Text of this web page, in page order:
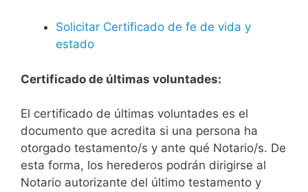
Solicitar Certificado de fe de vida y
estado
Certificado de últimas voluntades:
El certificado de últimas voluntades es el
documento que acredita si una persona ha
otorgado testamento/s y ante qué Notario/s. De
esta forma, los herederos podrán dirigirse al
Notario autorizante del último testamento y